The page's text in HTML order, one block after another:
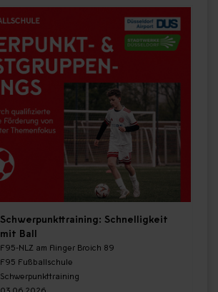
Schwerpunkttraining: Schnelligkeit
mit Ball
F95-NLZ am Flinger Broich 89
F95 Fußballschule
Schwerpunkttraining